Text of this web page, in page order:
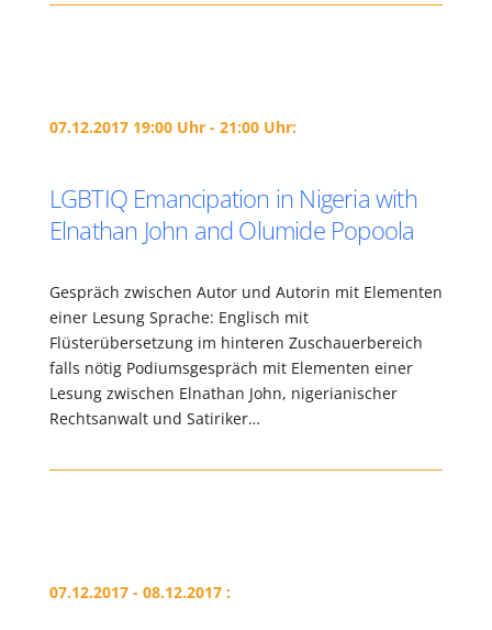
07.12.2017 19:00 Uhr - 21:00 Uhr:
LGBTIQ Emancipation in Nigeria with
Elnathan John and Olumide Popoola
Gespräch zwischen Autor und Autorin mit Elementen
einer Lesung Sprache: Englisch mit
Flüsterübersetzung im hinteren Zuschauerbereich
falls nötig Podiumsgespräch mit Elementen einer
Lesung zwischen Elnathan John, nigerianischer
Rechtsanwalt und Satiriker…
07.12.2017 - 08.12.2017 :